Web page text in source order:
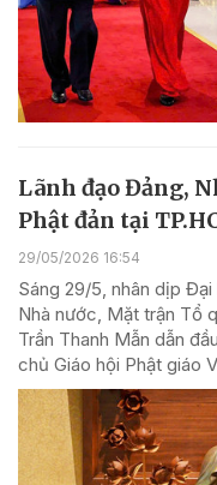
Lãnh đạo Đảng,
Phật đản tại
29/05/2026 16:54
Sáng 29/5, nhân dịp
Nhà nước, Mặt trận Tổ
Trần Thanh Mẫn dẫn
chủ Giáo hội Phật giáo